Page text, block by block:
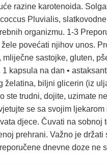
razine karotenoida.
Pluvialis,
organizmu. 1-3
povećati njihov unos.
sastojke, gluten,
kapsula na dan •
želatina, biljni glicerin (iz
ste trudni, dojite, uzimate
se sa svojim
djece. Čuvati na sobnoj
prehrani. Važno je držati
dnevne doze ne